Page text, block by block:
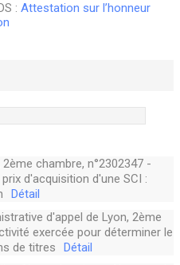
: Attestation sur l’honneur
chambre, n°2302347 -
d'acquisition d'une SCI :
Détail
d'appel de Lyon, 2ème
exercée pour déterminer le
de titres
Détail